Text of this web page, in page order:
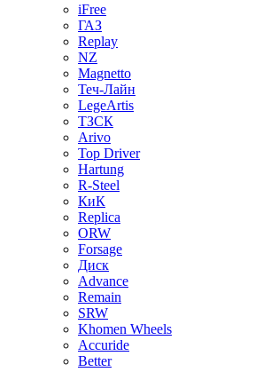
iFree
ГАЗ
Replay
NZ
Magnetto
Теч-Лайн
LegeArtis
ТЗСК
Arivo
Top Driver
Hartung
R-Steel
КиК
Replica
ORW
Forsage
Диск
Advance
Remain
SRW
Khomen Wheels
Accuride
Better